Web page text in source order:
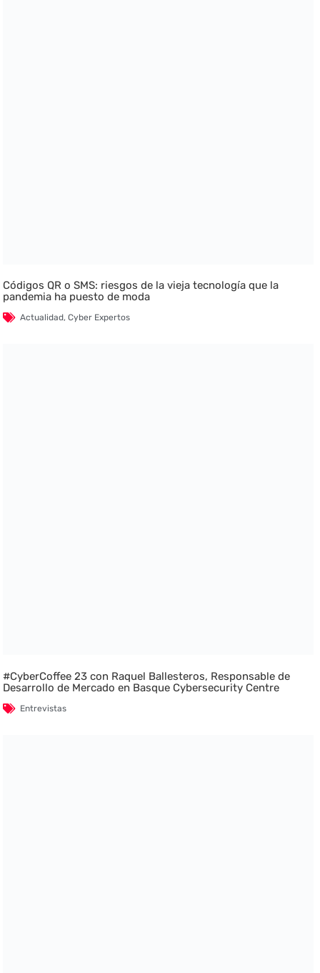
Códigos QR o SMS: riesgos de la vieja tecnología que la
pandemia ha puesto de moda
Actualidad,Cyber Expertos
#CyberCoffee 23 con Raquel Ballesteros, Responsable de
Desarrollo de Mercado en Basque Cybersecurity Centre
Entrevistas